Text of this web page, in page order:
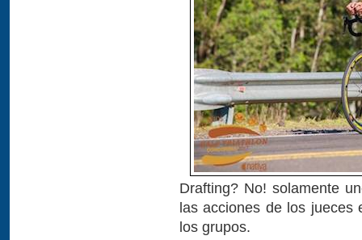
Drafting? No! solamente
las acciones de los jueces
los grupos.